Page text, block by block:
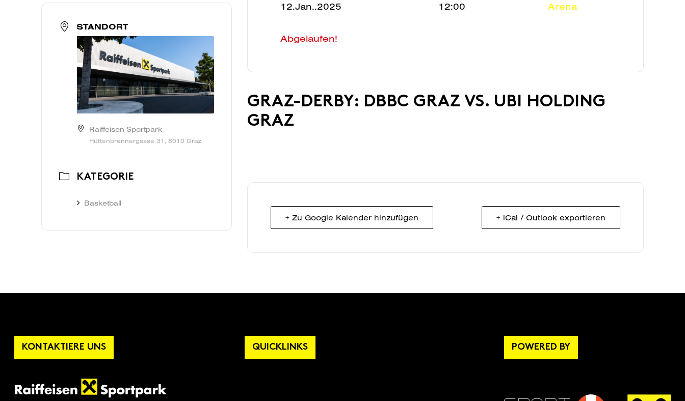
STANDORT
Raiffeisen Sportpark
Hüttenbrennergasse 31, 8010 Graz
KATEGORIE
Basketball
12.Jan..2025
Abgelaufen!
12:00 Arena
GRAZ-DERBY: DBBC GRAZ VS. UBI HOLDING
GRAZ
+ Zu Google Kalender hinzufügen + iCal / Outlook exportieren
KONTAKTIERE UNS QUICKLINKS POWERED BY